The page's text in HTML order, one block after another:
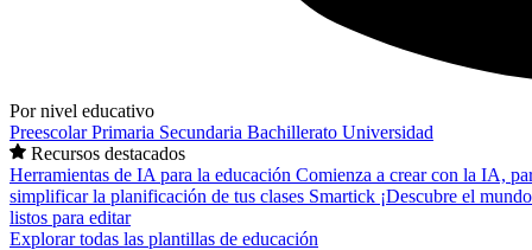
Por nivel educativo
PreescolarPrimaria Secundaria Bachillerato Universidad
Recursos destacados
Herramientas de IA para la educación Comienza a crear con la IA,
simplificar la planificación de tus clases Smartick ¡Descubre el
listos para editar
Explorar todas las plantillas de educación